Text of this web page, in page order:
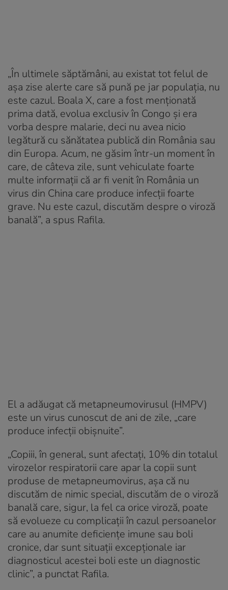
„În ultimele săptămâni, au existat tot felul de
aşa zise alerte care să pună pe jar populaţia, nu
este cazul. Boala X, care a fost menţionată
prima dată, evolua exclusiv în Congo şi era
vorba despre malarie, deci nu avea nicio
legătură cu sănătatea publică din România sau
din Europa. Acum, ne găsim într-un moment în
care, de câteva zile, sunt vehiculate foarte
multe informaţii că ar fi venit în România un
virus din China care produce infecţii foarte
grave. Nu este cazul, discutăm despre o viroză
banală”, a spus Rafila.
El a adăugat că metapneumovirusul (HMPV)
este un virus cunoscut de ani de zile, „care
produce infecţii obişnuite”.
„Copiii, în general, sunt afectaţi, 10% din totalul
virozelor respiratorii care apar la copii sunt
produse de metapneumovirus, aşa că nu
discutăm de nimic special, discutăm de o viroză
banală care, sigur, la fel ca orice viroză, poate
să evolueze cu complicaţii în cazul persoanelor
care au anumite deficienţe imune sau boli
cronice, dar sunt situaţii excepţionale iar
diagnosticul acestei boli este un diagnostic
clinic”, a punctat Rafila.